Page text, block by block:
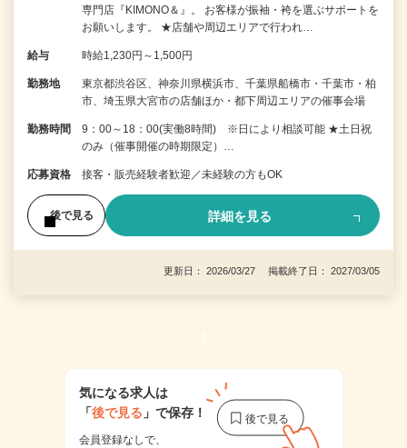
専門店『KIMONO＆』。 お客様が振袖・袴を選ぶサポートを
お願いします。 ★店舗や周辺エリアで行われ…
給与 時給1,230円～1,500円
勤務地
東京都渋谷区、神奈川県横浜市、千葉県船橋市・千葉市・柏
市、埼玉県大宮市の店舗ほか・都下周辺エリアの催事会場
勤務時間
9：00～18：00(実働8時間) ※日により相談可能 ★土日祝
のみ（催事開催の時期限定）…
応募資格 接客・販売経験者歓迎／未経験の方もOK
後で見る 詳細を見る
更新日： 2026/03/27 掲載終了日： 2027/03/05
1
気になる求人は
「後で見る 」で保存！
会員登録なしで、